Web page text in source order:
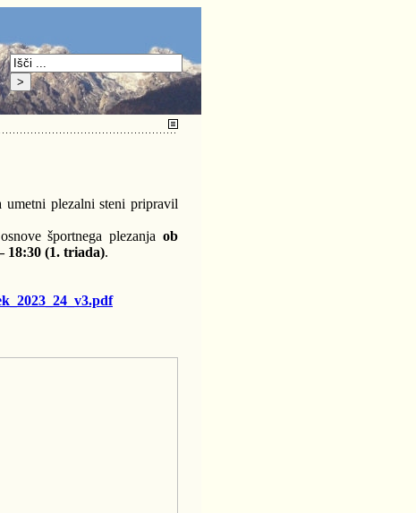
plezalni steni pripravil
športnega plezanja ob
18:30 (1. triada).